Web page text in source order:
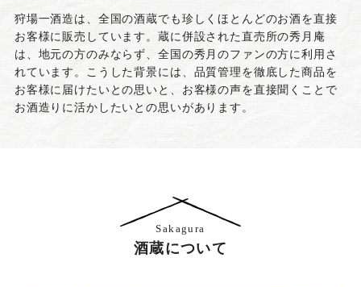
狩場一酒造は、全国の酒蔵でも珍しくほとんどのお酒を直接
お客様に販売しています。蔵に併設された直売所の秀月庵
は、地元の方のみならず、全国の秀月のファンの方に利用さ
れています。こうした背景には、品質管理を徹底した商品を
お客様に届けたいとの思いと、お客様の声を直接聞くことで
お酒造りに活かしたいとの思いがあります。
Sakagura
酒蔵について